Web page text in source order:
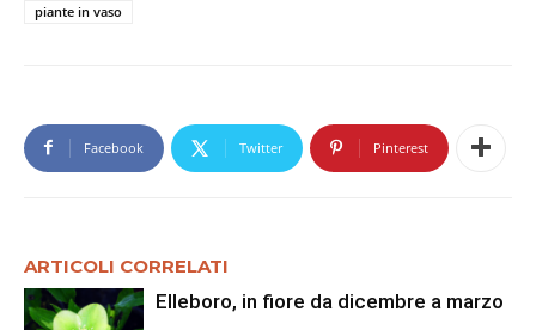
piante in vaso
Facebook Twitter Pinterest
ARTICOLI CORRELATI
Elleboro, in fiore da dicembre a marzo